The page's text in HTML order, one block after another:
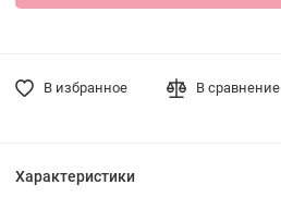
В избранное В сравнение
Характеристики